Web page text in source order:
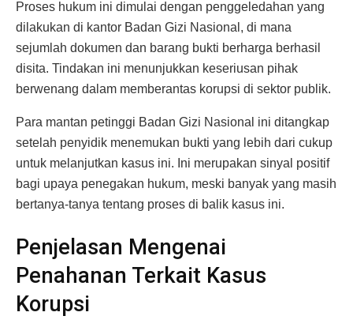
Proses hukum ini dimulai dengan penggeledahan yang
dilakukan di kantor Badan Gizi Nasional, di mana
sejumlah dokumen dan barang bukti berharga berhasil
disita. Tindakan ini menunjukkan keseriusan pihak
berwenang dalam memberantas korupsi di sektor publik.
Para mantan petinggi Badan Gizi Nasional ini ditangkap
setelah penyidik menemukan bukti yang lebih dari cukup
untuk melanjutkan kasus ini. Ini merupakan sinyal positif
bagi upaya penegakan hukum, meski banyak yang masih
bertanya-tanya tentang proses di balik kasus ini.
Penjelasan Mengenai
Penahanan Terkait Kasus
Korupsi